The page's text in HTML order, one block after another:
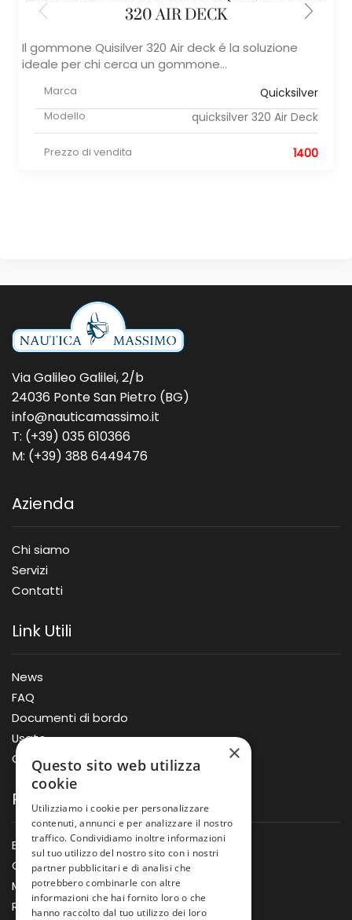
320 AIR DECK
Il gommone Quisilver 320 Air deck é la soluzione
ideale per chi cerca un gommone...
Marca Quicksilver
Modello quicksilver 320 Air Deck
Prezzo di vendita 1400
Via Galileo Galilei, 2/b
24036 Ponte San Pietro (BG)
info@nauticamassimo.it
T: (+39) 035 610366
M: (+39) 388 6449476
Azienda
Chi siamo
Servizi
Contatti
Link Utili
News
FAQ
Documenti di bordo
Usato
Offerte
Prodotti
Barche
Gommoni
Motori
Rimorchi
×
Questo sito web utilizza
cookie
Utilizziamo i cookie per personalizzare
contenuti, annunci e per analizzare il nostro
traffico. Condividiamo inoltre informazioni
sul tuo utilizzo del nostro sito con i nostri
partner pubblicitari e di analisi che
potrebbero combinarle con altre
informazioni che hai fornito loro o che
hanno raccolto dal tuo utilizzo dei loro